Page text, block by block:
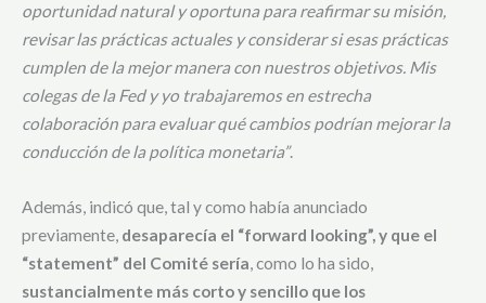
oportunidad natural y oportuna para reafirmar su misión,
revisar las prácticas actuales y considerar si esas prácticas
cumplen de la mejor manera con nuestros objetivos. Mis
colegas de la Fed y yo trabajaremos en estrecha
colaboración para evaluar qué cambios podrían mejorar la
conducción de la política monetaria”.
Además, indicó que, tal y como había anunciado
previamente, desaparecía el “forward looking”, y que el
“statement” del Comité sería, como lo ha sido,
sustancialmente más corto y sencillo que los